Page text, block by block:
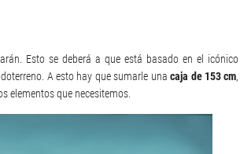
Esto se deberá a que está basado en el icónico
A esto hay que sumarle unacaja de 153 cm,
elementos que necesitemos.